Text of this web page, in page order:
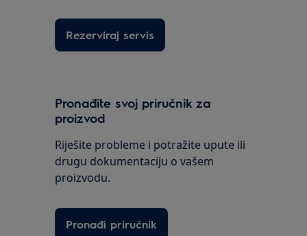
Rezerviraj servis
Pronađite svoj priručnik za
proizvod
Riješite probleme i potražite upute ili
drugu dokumentaciju o vašem
proizvodu.
Pronađi priručnik